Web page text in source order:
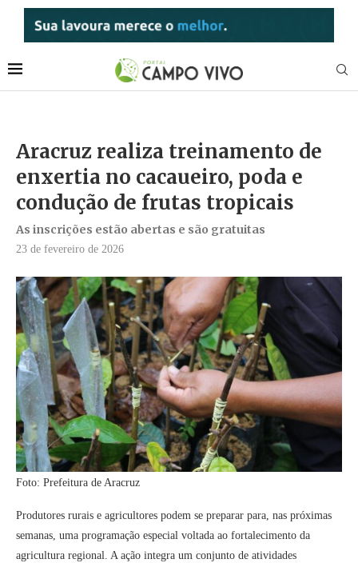
Aracruz realiza treinamento de
enxertia no cacaueiro, poda e
condução de frutas tropicais
As inscrições estão abertas e são gratuitas
23 de fevereiro de 2026
Foto: Prefeitura de Aracruz
Produtores rurais e agricultores podem se preparar para, nas próximas
semanas, uma programação especial voltada ao fortalecimento da
agricultura regional. A ação integra um conjunto de atividades